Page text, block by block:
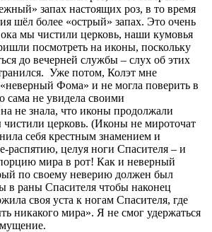
запах настоящих роз, в то время
шёл более «острый» запах. Это очень
мы чистили церковь, наши кумовья
посмотреть на иконы, поскольку
до вечерней службы – слух об этих
Уже потом, Колэт мне
Фома» и не могла поверить в
сама не увидела своими
не знала, что иконы продолжали
церковь. (Иконы не мироточат
себя крестным знамением и
распятию, целуя ноги Спасителя – и
мира в рот! Как и неверный
по своему неверию должен был
в раны Спасителя чтобы наконец
своя уста к ногам Спасителя, где
никакого мира». Я не смог удержаться